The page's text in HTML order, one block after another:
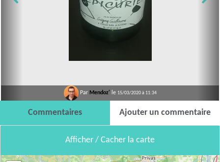
Par Mendoz' le 15/03/2020 à 11:34
Commentaires Ajouter un commentaire
Afficher / Cacher la carte